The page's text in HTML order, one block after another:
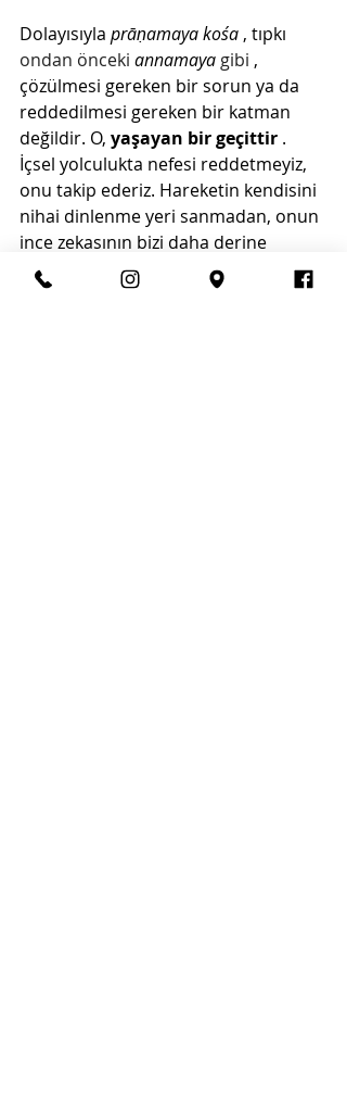
Dolayısıyla prāṇamaya kośa , tıpkı
ondan önceki annamaya gibi ,
çözülmesi gereken bir sorun ya da
reddedilmesi gereken bir katman
değildir. O, yaşayan bir geçittir .
İçsel yolculukta nefesi reddetmeyiz,
onu takip ederiz. Hareketin kendisini
nihai dinlenme yeri sanmadan, onun
ince zekasının bizi daha derine
yönlendirmesine izin veririz.